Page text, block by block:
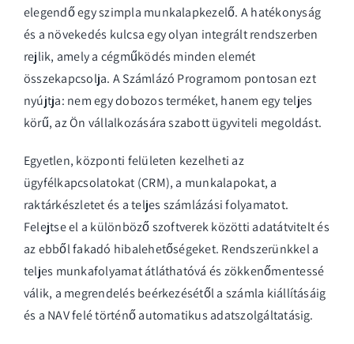
elegendő egy szimpla munkalapkezelő. A hatékonyság
és a növekedés kulcsa egy olyan integrált rendszerben
rejlik, amely a cégműködés minden elemét
összekapcsolja. A Számlázó Programom pontosan ezt
nyújtja: nem egy dobozos terméket, hanem egy teljes
körű, az Ön vállalkozására szabott ügyviteli megoldást.
Egyetlen, központi felületen kezelheti az
ügyfélkapcsolatokat (CRM), a munkalapokat, a
raktárkészletet és a teljes számlázási folyamatot.
Felejtse el a különböző szoftverek közötti adatátvitelt és
az ebből fakadó hibalehetőségeket. Rendszerünkkel a
teljes munkafolyamat átláthatóvá és zökkenőmentessé
válik, a megrendelés beérkezésétől a számla kiállításáig
és a NAV felé történő automatikus adatszolgáltatásig.